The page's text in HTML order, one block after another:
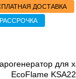
ДОСТАВКА